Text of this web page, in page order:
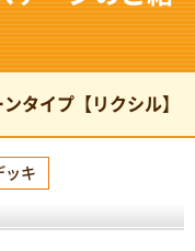
タイプ【リクシル】
ッキ